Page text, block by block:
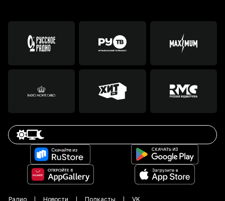
Радио Новости Подкасты
VK